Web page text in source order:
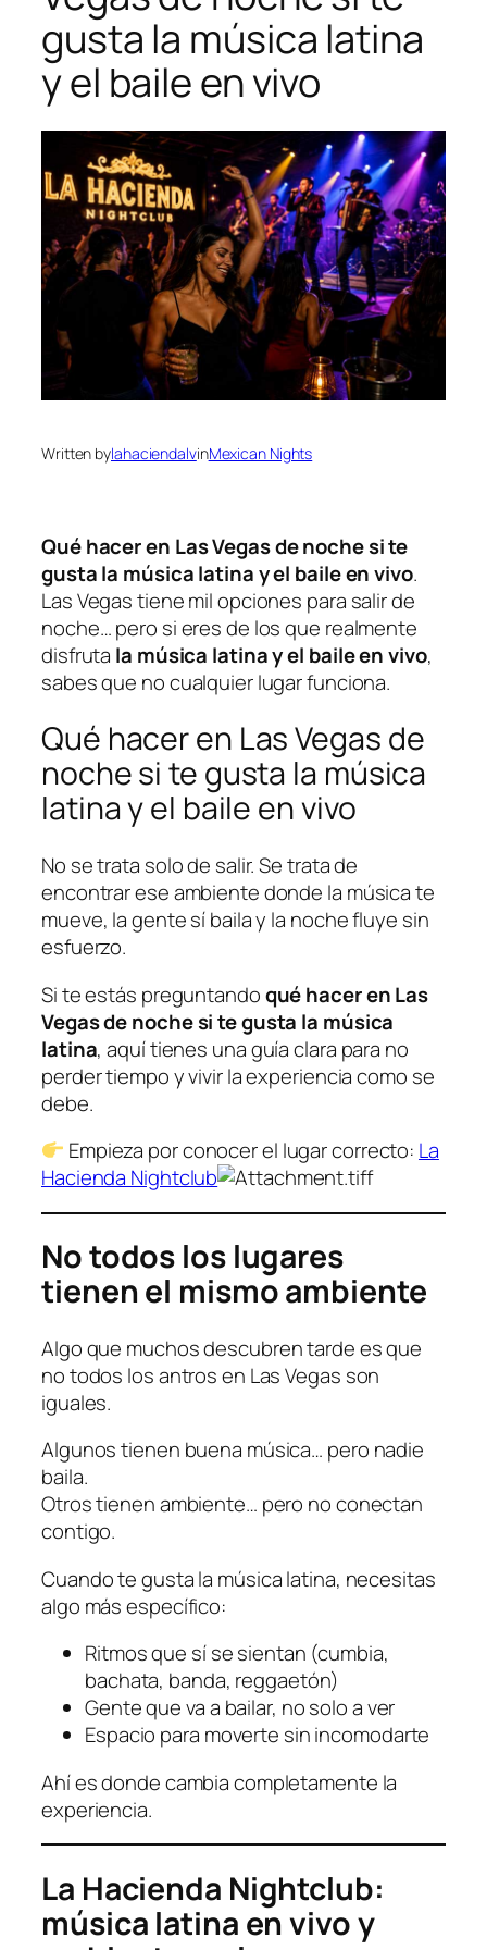
gusta la música latina
y el baile en vivo
Written bylahaciendalvinMexican Nights
Qué hacer en Las Vegas de noche si te
gusta la música latina y el baile en vivo.
Las Vegas tiene mil opciones para salir de
noche… pero si eres de los que realmente
disfruta la música latina y el baile en vivo,
sabes que no cualquier lugar funciona.
Qué hacer en Las Vegas de
noche si te gusta la música
latina y el baile en vivo
No se trata solo de salir. Se trata de
encontrar ese ambiente donde la música te
mueve, la gente sí baila y la noche fluye sin
esfuerzo.
Si te estás preguntandoqué hacer en Las
Vegas de noche si te gusta la música
latina, aquí tienes una guía clara para no
perder tiempo y vivir la experiencia como se
debe.
Empieza por conocer el lugar correcto: La
Hacienda Nightclub
No todos los lugares
tienen el mismo ambiente
Algo que muchos descubren tarde es que
no todos los antros en Las Vegas son
iguales.
Algunos tienen buena música… pero nadie
baila.
Otros tienen ambiente… pero no conectan
contigo.
Cuando te gusta la música latina, necesitas
algo más específico:
Ritmos que sí se sientan (cumbia,
bachata, banda, reggaetón)
Gente que va a bailar, no solo a ver
Espacio para moverte sin incomodarte
Ahí es donde cambia completamente la
experiencia.
La Hacienda Nightclub:
música latina en vivo y